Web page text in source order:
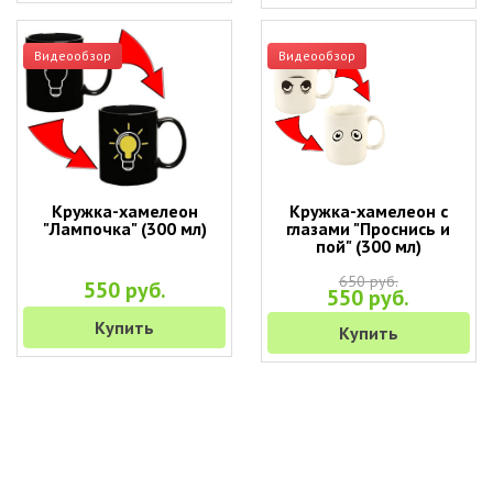
Видеообзор
Кружка-хамелеон
"Лампочка" (300 мл)
550 руб.
Купить
Видеообзор
Кружка-хамелеон с
глазами "Проснись и
пой" (300 мл)
650 руб.
550 руб.
Купить